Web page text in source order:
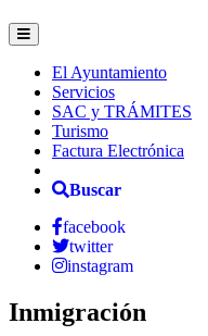
El Ayuntamiento
Servicios
SAC y TRÁMITES
Turismo
Factura Electrónica
Buscar
facebook
twitter
instagram
Inmigración